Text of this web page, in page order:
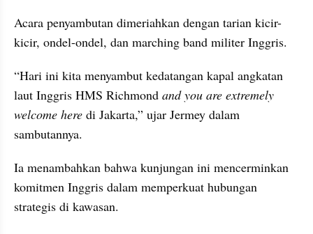
Acara penyambutan dimeriahkan dengan tarian kicir-
kicir, ondel-ondel, dan marching band militer Inggris.
“Hari ini kita menyambut kedatangan kapal angkatan
laut Inggris HMS Richmond and you are extremely
welcome here di Jakarta,” ujar Jermey dalam
sambutannya.
Ia menambahkan bahwa kunjungan ini mencerminkan
komitmen Inggris dalam memperkuat hubungan
strategis di kawasan.